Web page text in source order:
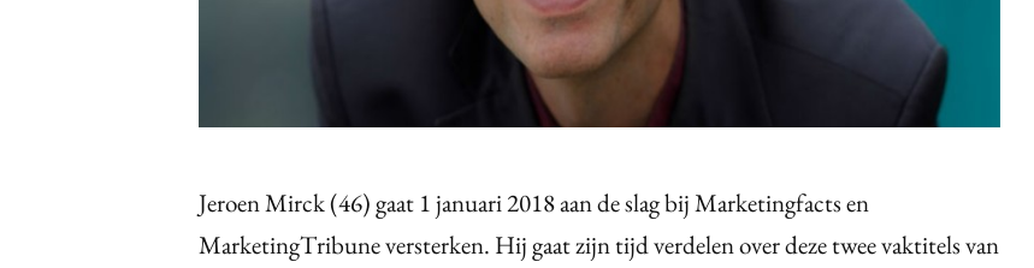
Jeroen Mirck (46) gaat 1 januari 2018 aan de slag bij Marketingfacts en
MarketingTribune versterken. Hij gaat zijn tijd verdelen over deze twee vaktitels van